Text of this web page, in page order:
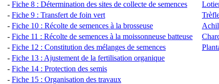
- Fiche 8 : Détermination des sites de collecte de semences
- Fiche 9 : Transfert de foin vert
- Fiche 10 : Récolte de semences à la brosseuse
- Fiche 11 : Récolte de semences à la moissonneuse batteuse
- Fiche 12 : Constitution des mélanges de semences
- Fiche 13 : Ajustement de la fertilisation organique
- Fiche 14 : Protection des semis
- Fiche 15 : Organisation des travaux